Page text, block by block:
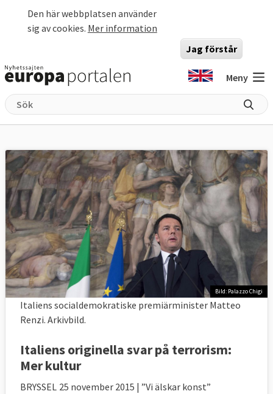
Den här webbplatsen använder
sig av cookies. Mer information
Jag förstår
Meny
Bild: Palazzo Chigi
Italiens socialdemokratiske premiärminister Matteo
Renzi. Arkivbild.
Italiens originella svar på terrorism:
Mer kultur
BRYSSEL 25 november 2015 | ”Vi älskar konst”